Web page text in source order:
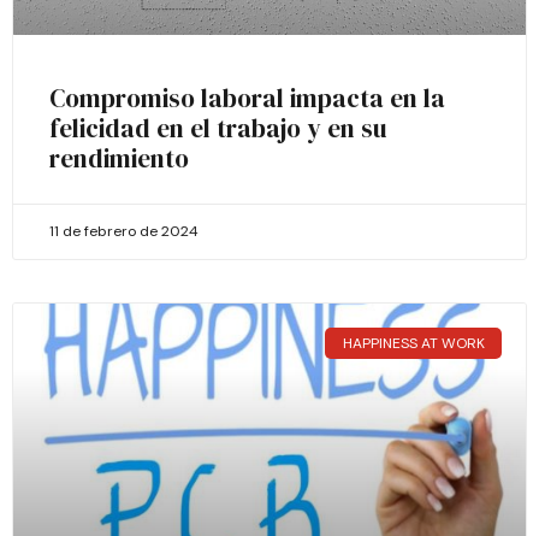
Compromiso laboral impacta en la
felicidad en el trabajo y en su
rendimiento
11 de febrero de 2024
HAPPINESS AT WORK